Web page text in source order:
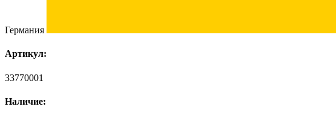
Германия
Артикул:
33770001
Наличие: